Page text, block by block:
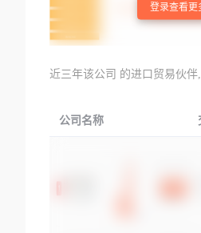
登录查看更
近三年该公司 的进口贸易伙伴
公司名称